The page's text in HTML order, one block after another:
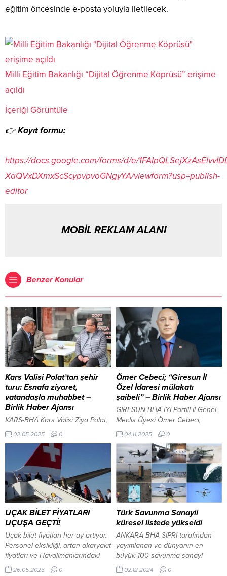
eğitim öncesinde e-posta yoluyla iletilecek.
Milli Eğitim Bakanlığı “Dijital Öğrenme Köprüsü” erişime
açıldı
İçeriği Görüntüle
👉Kayıt formu:
https://docs.google.com/forms/d/e/
XaQVxDXmxScScypvpvoGNgyYA/viewform?usp=publish-
editor
MOBİL REKLAM ALANI
Benzer Konular
Kars Valisi Polat’tan şehir
turu: Esnafa ziyaret,
vatandaşla muhabbet –
Birlik Haber Ajansı
KARS-BHA Kars Valisi Ziya Polat,
şehir merkezinde gerçekleştirdiği
gezide esnafı ziyaret ederek
hayırlı işler ve bereketli kazançlar
temennisinde bulundu. Sıcak bir
ilgiyle karşılanan Vali Polat, iş
yerlerinde esnaflarla sohbet
ederek hem taleplerini dinledi
hem de çalışmalarında kolaylıklar
diledi. Vatandaşlarla da birebir
ilgilenen Vali Polat, Karslılarla
sohbet edip hal hatır sormayı...
02.05.2025 0
Ömer Cebeci; “Giresun İl
Özel İdaresi mülakatı
şaibeli” – Birlik Haber Ajansı
GİRESUN-BHA İYİ Partili İl Genel
Meclis Üyesi Ömer Cebeci,
Giresun İl Özel İdaresi’ndeki
görevde yükselme sınavına tepki
gösterdi. İYİ Parti Tirebolu İl
Genel Meclis Üyesi Ömer Cebeci,
Giresun İl Özel İdaresi’nde 7
müdürlük kadrosu için yapılan
görevde yükselme sınavının
sonuçlarına sert tepki gösterdi.
Devlet Bahçeli’den Ertuğrul Gazi
Konal’ın teklifine destek...
04.11.2025 0
UÇAK BİLET FİYATLARI
UÇUŞA GEÇTİ!
Uçak bilet fiyatları her ay artıyor.
Personel eksikliği, artan akaryakıt
fiyatları ve Havalimanlarındaki
grevler bilet ücretlerini uçuşa
26.05.2023 0
Türk Savunma Sanayii
küresel listede yükseldi
ANKARA-BHA SIPRI tarafından
yayımlanan ve dünyanın en
büyük 100 savunma sanayi
şirketinin satış verilerini içeren
02.12.2024 0